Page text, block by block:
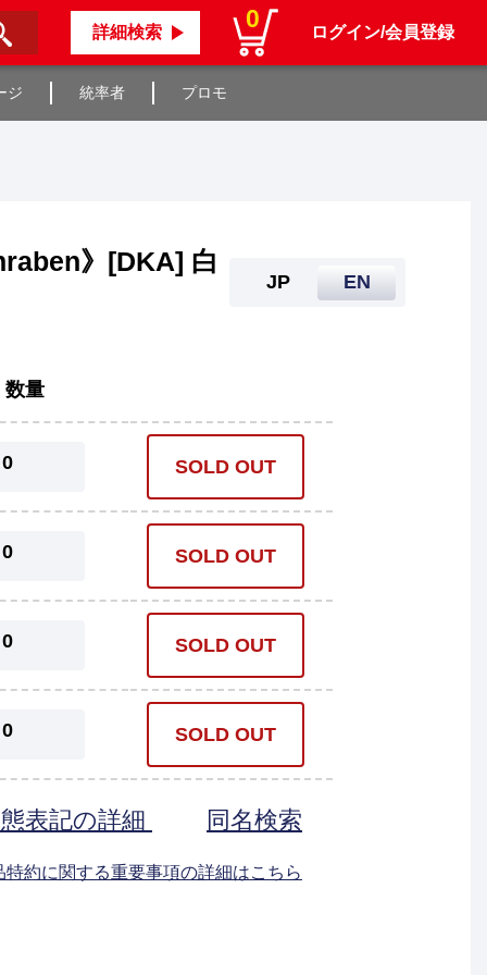
詳細検索 0 ログイン/会員登録
ジ 統率者 プロモ
》[DKA] 白
JP EN
数量
0 SOLD OUT
0 SOLD OUT
0 SOLD OUT
0 SOLD OUT
表記の詳細 同名検索
約に関する重要事項の詳細はこちら